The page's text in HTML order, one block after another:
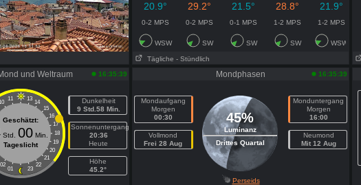
20.9° 29.2° 21.5° 28.8° 21.9°
0-2 MPS 0-2 MPS 0-1 MPS 1-2 MPS 1-2 MPS
WSW SW SW SW WSW
Tägliche - Stündlich
und Weltraum 16:35:39
11 13 14
15
16
17
18
19
20
21
02
22
01 23
Geschätzt:
Std. 00 Min.
Tageslicht
Dunkelheit
9 Std.58 Min.
Sonnenuntergang
20:36
Heute
Höhe
45.2°
Mondphasen 16:35:39
Mondaufgang
Morgen
00:30
Vollmond
Frei 28 Aug
45%
Luminanz
Drittes Quartal
Monduntergang
Morgen
16:00
Neumond
Mit 12 Aug
Perseids